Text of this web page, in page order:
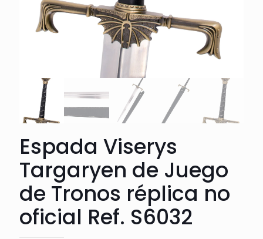
Espada Viserys
Targaryen de Juego
de Tronos réplica no
oficial Ref. S6032